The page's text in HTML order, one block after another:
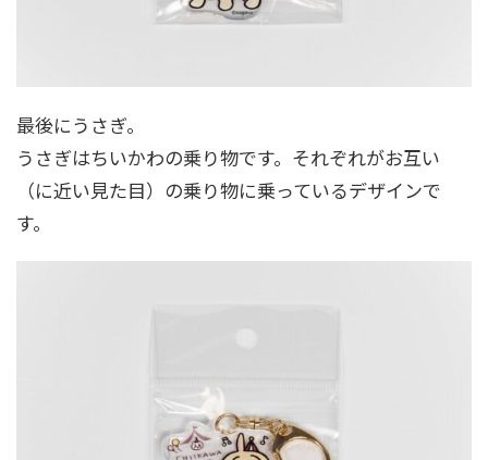
最後にうさぎ。
うさぎはちいかわの乗り物です。それぞれがお互い
（に近い見た目）の乗り物に乗っているデザインで
す。